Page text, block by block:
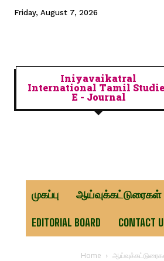
Friday, August 7, 2026
Iniyavaikatral
International Tamil
E - Journal
முகப்பு ஆய்வுக்கட்டுரைகள்
EDITORIAL BOARD CONTACT
Home